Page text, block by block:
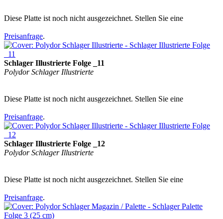
Diese Platte ist noch nicht ausgezeichnet. Stellen Sie eine
Preisanfrage.
Schlager Illustrierte Folge _11
Polydor Schlager Illustrierte
Diese Platte ist noch nicht ausgezeichnet. Stellen Sie eine
Preisanfrage.
Schlager Illustrierte Folge _12
Polydor Schlager Illustrierte
Diese Platte ist noch nicht ausgezeichnet. Stellen Sie eine
Preisanfrage.